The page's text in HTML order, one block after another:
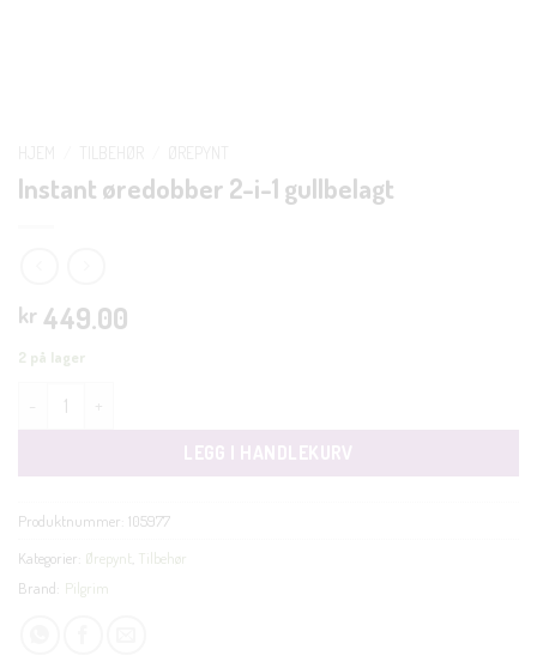
Instant øredobber 2-i-1 gullbelagt
kr 449.00
2 på lager
Instant øredobber 2-i-1 gullbelagt antall
LEGG I HANDLEKURV
Produktnummer: 105977
Kategorier: Ørepynt
Tilbehør
Brand: Pilgrim